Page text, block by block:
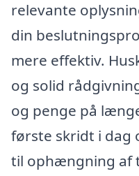
relevante
din
mere effektiv.
og solid
og penge på
første skridt i dag
til ophængning af